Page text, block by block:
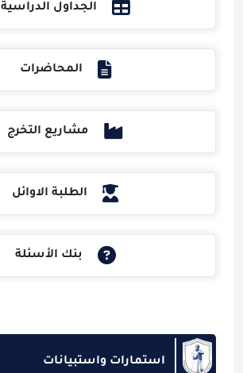
الجداول الدراسية
المحاضرات
مشاريع التخرج
الطلبة الاوائل
بنك الأسئلة
استمارات واستبيانات